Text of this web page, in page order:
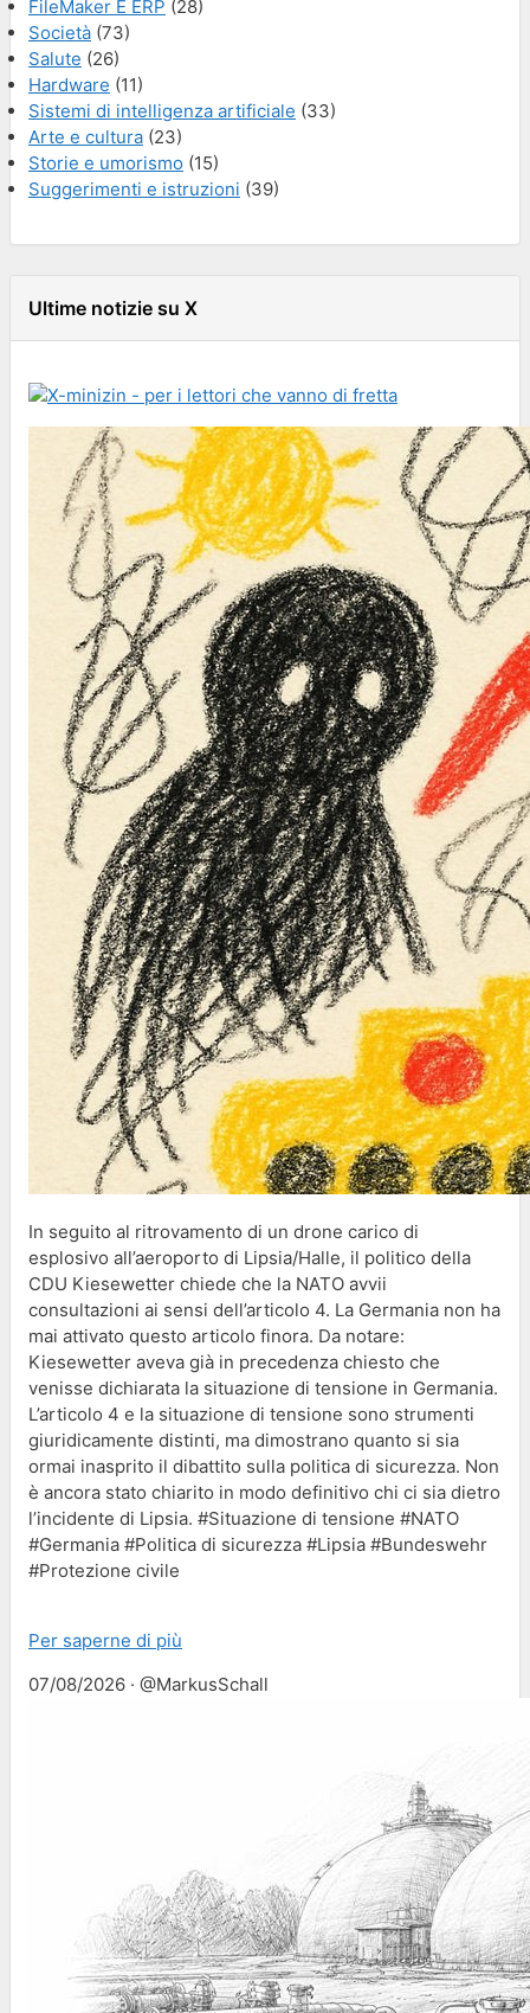
FileMaker E ERP (28)
Società (73)
Salute (26)
Hardware (11)
Sistemi di intelligenza artificiale (33)
Arte e cultura (23)
Storie e umorismo (15)
Suggerimenti e istruzioni (39)
Ultime notizie su X
In seguito al ritrovamento di un drone carico di
esplosivo all’aeroporto di Lipsia/Halle, il politico della
CDU Kiesewetter chiede che la NATO avvii
consultazioni ai sensi dell’articolo 4. La Germania non ha
mai attivato questo articolo finora. Da notare:
Kiesewetter aveva già in precedenza chiesto che
venisse dichiarata la situazione di tensione in Germania.
L’articolo 4 e la situazione di tensione sono strumenti
giuridicamente distinti, ma dimostrano quanto si sia
ormai inasprito il dibattito sulla politica di sicurezza. Non
è ancora stato chiarito in modo definitivo chi ci sia dietro
l’incidente di Lipsia. #Situazione di tensione #NATO
#Germania #Politica di sicurezza #Lipsia #Bundeswehr
#Protezione civile
Per saperne di più
07/08/2026 · @MarkusSchall